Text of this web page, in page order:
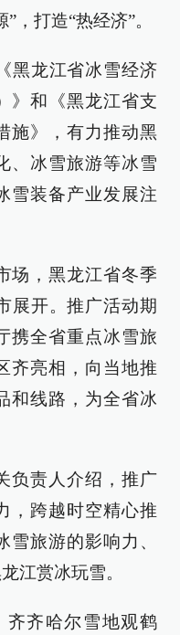
，打造“热经济”。
黑龙江省冰雪经济
》和《黑龙江省支
施》，有力推动黑
、冰雪旅游等冰雪
雪装备产业发展注
场，黑龙江省冬季
展开。推广活动期
携全省重点冰雪旅
齐亮相，向当地推
和线路，为全省冰
负责人介绍，推广
，跨越时空精心推
旅游的影响力、
江赏冰玩雪。
齐齐哈尔雪地观鹤